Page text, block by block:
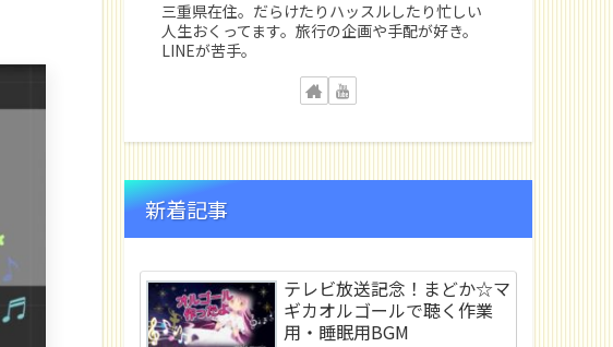
三重県在住。だらけたりハッスルしたり忙しい
人生おくってます。旅行の企画や手配が好き。
LINEが苦手。
新着記事
テレビ放送記念！まどか☆マ
ギカオルゴールで聴く作業
用・睡眠用BGM